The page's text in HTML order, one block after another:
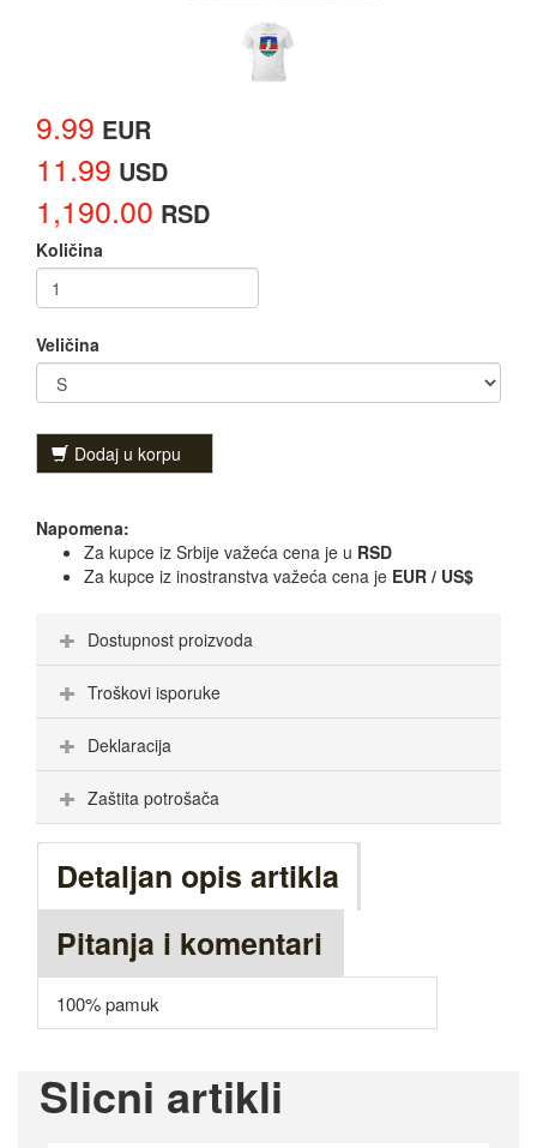
9.99 EUR
11.99 USD
1,190.00 RSD
Količina
Veličina
Dodaj u korpu
Napomena:
Za kupce iz Srbije važeća cena je u RSD
Za kupce iz inostranstva važeća cena je EUR / US$
Dostupnost proizvoda
Troškovi isporuke
Deklaracija
Zaštita potrošača
Detaljan opis artikla
Pitanja i komentari
100% pamuk
Slicni artikli